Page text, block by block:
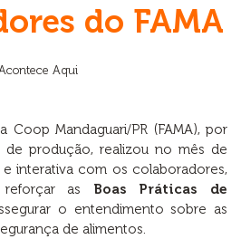
do FAMA
Aqui
Coop Mandaguari/PR (FAMA), por
produção, realizou no mês de
interativa com os colaboradores,
as Boas Práticas de
o entendimento sobre as
de alimentos.